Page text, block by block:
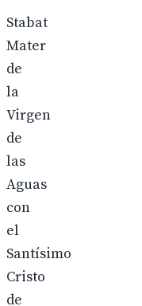
Stabat
Mater
de
la
Virgen
de
las
Aguas
con
el
Santísimo
Cristo
de